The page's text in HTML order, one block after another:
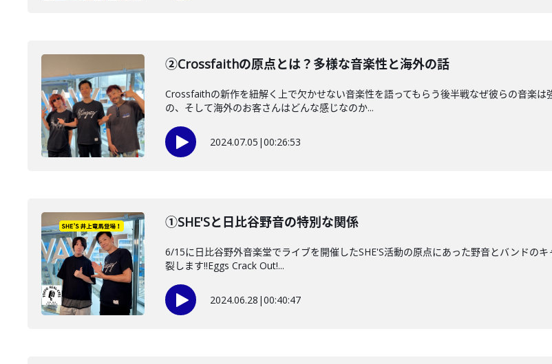
②Crossfaithの原点とは？多様な音楽性と海外の話
Crossfaithの新作を紐解く上で欠かせない音楽性を語ってもらう後半戦なぜ彼らの音楽
の、そして海外のお客さんはどんな感じなのか...
2024.07.05 |00:26:53
①SHE'Sと日比谷野音の特別な関係
6/15に日比谷野外音楽堂でライブを開催したSHE'S活動の原点にあった野音とバンドの
裂します!!Eggs Crack Out!...
2024.06.28 |00:40:47